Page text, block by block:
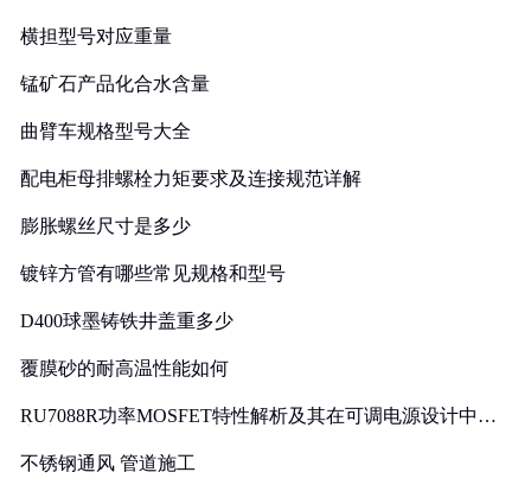
横担型号对应重量
锰矿石产品化合水含量
曲臂车规格型号大全
配电柜母排螺栓力矩要求及连接规范详解
膨胀螺丝尺寸是多少
镀锌方管有哪些常见规格和型号
D400球墨铸铁井盖重多少
覆膜砂的耐高温性能如何
RU7088R功率MOSFET特性解析及其在可调电源设计中的
不锈钢通风 管道施工